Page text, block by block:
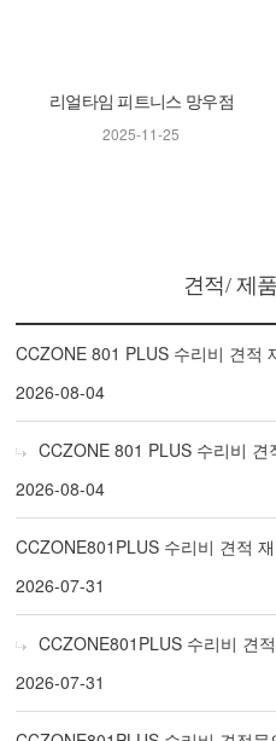
리얼타임 피트니스 망우점
2025-11-25
견적/ 제
CCZONE 801 PLUS 수리비 견적
2026-08-04
CCZONE 801 PLUS 수리비 견
2026-08-04
CCZONE801PLUS 수리비 견적
2026-07-31
CCZONE801PLUS 수리비 견
2026-07-31